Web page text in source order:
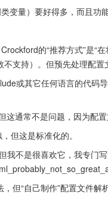
变量）要好得多，而且功
的“推荐方式”是“
支持）。但预先处理配
或其它任何语言的代码
通常不是问题，因为配
但这是标准化的。
不是很喜欢它，我专门
但“自己制作”配置文件解